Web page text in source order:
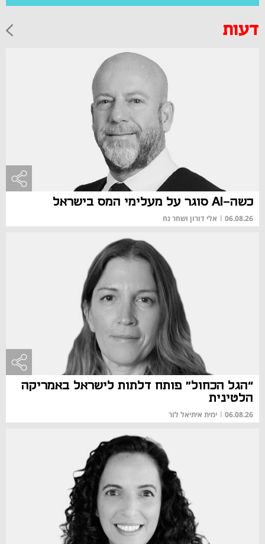
דעות
כשה-AI סוגר על מעלימי המס בישראל
06.08.26
| אלי דורון ושחר נח
“הגל הכחול” פותח דלתות לישראל באמריקה
הלטינית
06.08.26
| ימית איתיאל לזר